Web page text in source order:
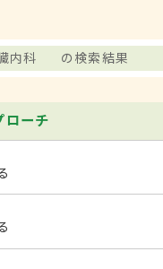
内科 の検索結果
ローチ